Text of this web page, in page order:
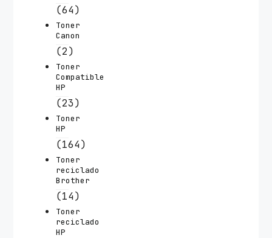
(64)
Toner
Canon
(2)
Toner
Compatible
HP
(23)
Toner
HP
(164)
Toner
reciclado
Brother
(14)
Toner
reciclado
HP